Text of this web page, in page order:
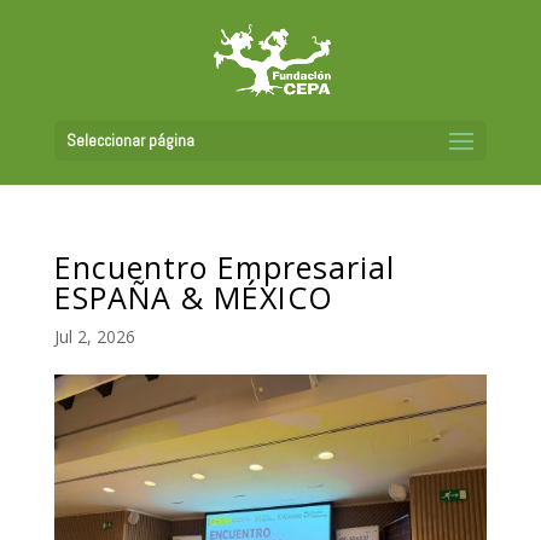
Seleccionar página
Encuentro Empresarial
ESPAÑA & MÉXICO
Jul 2, 2026